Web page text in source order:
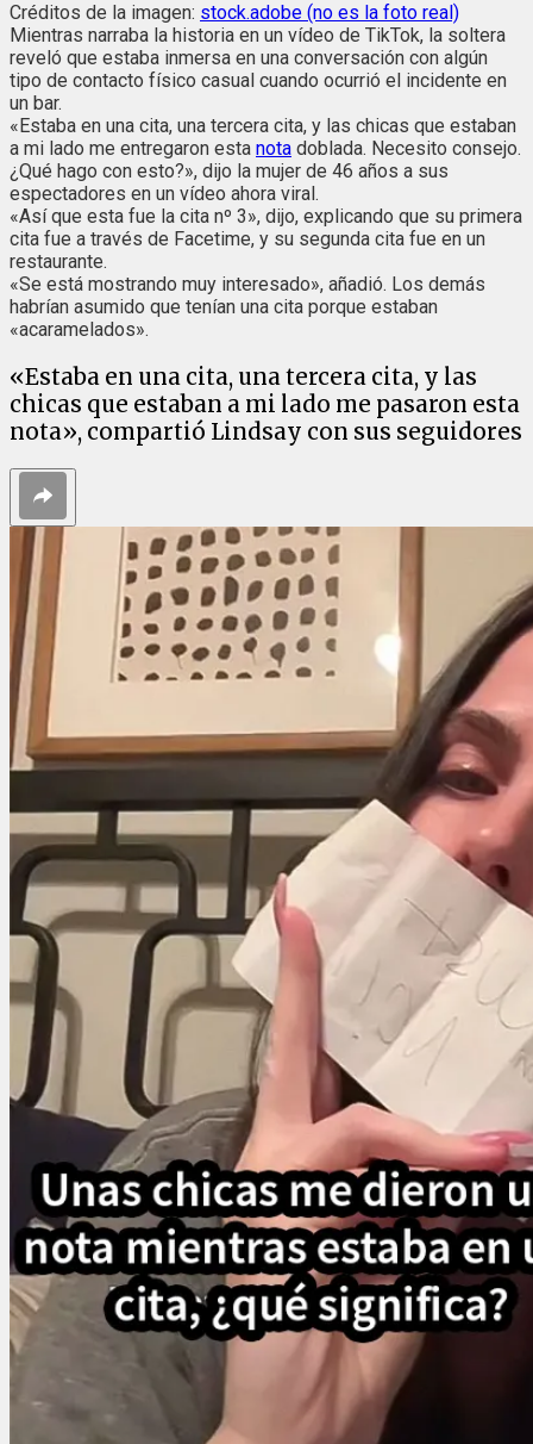
Créditos de la imagen: stock.adobe (no es la foto real)
Mientras narraba la historia en un vídeo de TikTok, la soltera
reveló que estaba inmersa en una conversación con algún
tipo de contacto físico casual cuando ocurrió el incidente en
un bar.
«Estaba en una cita, una tercera cita, y las chicas que estaban
a mi lado me entregaron esta nota doblada. Necesito consejo.
¿Qué hago con esto?», dijo la mujer de 46 años a sus
espectadores en un vídeo ahora viral.
«Así que esta fue la cita nº 3», dijo, explicando que su primera
cita fue a través de Facetime, y su segunda cita fue en un
restaurante.
«Se está mostrando muy interesado», añadió. Los demás
habrían asumido que tenían una cita porque estaban
«acaramelados».
«Estaba en una cita, una tercera cita, y las
chicas que estaban a mi lado me pasaron esta
nota», compartió Lindsay con sus seguidores